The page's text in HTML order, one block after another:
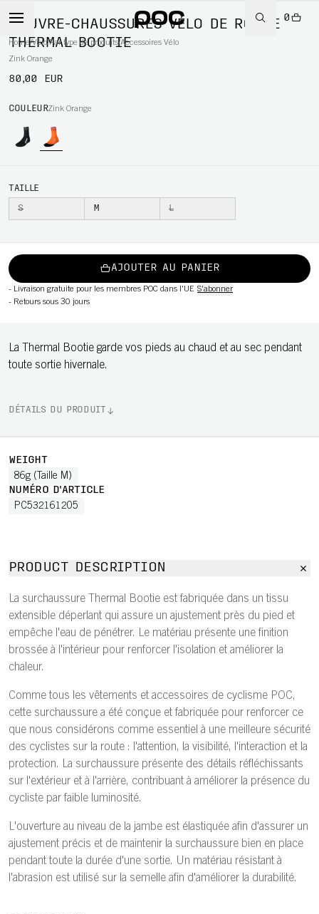
0
Home/Vélo/Par type de produits/Accessoires Vélo
COUVRE-CHAUSSURES VÉLO DE ROUTE
THERMAL BOOTIE
Zink Orange
80,00 EUR
COULEURZink Orange
TAILLE
S M L
AJOUTER AU PANIER
- Livraison gratuite pour les membres POC dans l'UE S'abonner
- Retours sous 30 jours
La Thermal Bootie garde vos pieds au chaud et au sec pendant
toute sortie hivernale.
DÉTAILS DU PRODUIT
WEIGHT
86g (Taille M)
NUMÉRO D'ARTICLE
PC532161205
PRODUCT DESCRIPTION
La surchaussure Thermal Bootie est fabriquée dans un tissu
extensible déperlant qui assure un ajustement près du pied et
empêche l'eau de pénétrer. Le matériau présente une finition
brossée à l'intérieur pour renforcer l'isolation et améliorer la
chaleur.
Comme tous les vêtements et accessoires de cyclisme POC,
cette surchaussure a été conçue et fabriquée pour renforcer ce
que nous considérons comme essentiel à une meilleure sécurité
des cyclistes sur la route : l'attention, la visibilité, l'interaction et la
protection. La surchaussure présente des détails réfléchissants
sur l'extérieur et à l'arrière, contribuant à améliorer la présence du
cycliste par faible luminosité.
L'ouverture au niveau de la jambe est élastiquée afin d'assurer un
ajustement précis et de maintenir la surchaussure bien en place
pendant toute la durée d'une sortie. Un matériau résistant à
l'abrasion est utilisé sur la semelle afin d'améliorer la durabilité.